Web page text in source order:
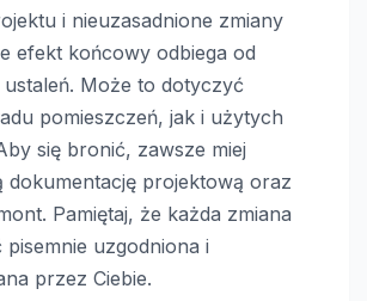
i nieuzasadnione zmiany
efekt końcowy odbiega od
Może to dotyczyć
pomieszczeń, jak i użytych
się bronić, zawsze miej
dokumentację projektową oraz
Pamiętaj, że każda zmiana
uzgodniona i
przez Ciebie.